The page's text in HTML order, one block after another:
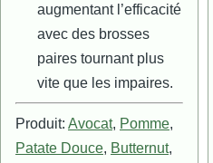
augmentant l’efficacité
avec des brosses
paires tournant plus
vite que les impaires.
Produit: Avocat, Pomme,
Patate Douce, Butternut,